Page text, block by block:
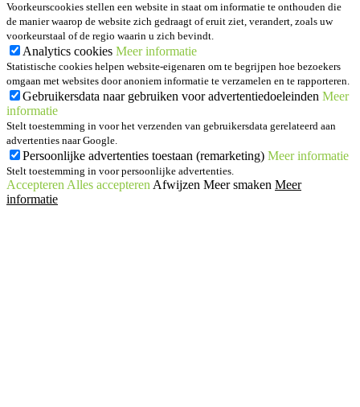
Voorkeurscookies stellen een website in staat om informatie te onthouden die
de manier waarop de website zich gedraagt of eruit ziet, verandert, zoals uw
voorkeurstaal of de regio waarin u zich bevindt.
Analytics cookies Meer informatie
Statistische cookies helpen website-eigenaren om te begrijpen hoe bezoekers
omgaan met websites door anoniem informatie te verzamelen en te rapporteren.
Gebruikersdata naar gebruiken voor advertentiedoeleinden Meer
informatie
Stelt toestemming in voor het verzenden van gebruikersdata gerelateerd aan
advertenties naar Google.
Persoonlijke advertenties toestaan (remarketing) Meer informatie
Stelt toestemming in voor persoonlijke advertenties.
Accepteren Alles accepteren Afwijzen Meer smaken Meer
informatie